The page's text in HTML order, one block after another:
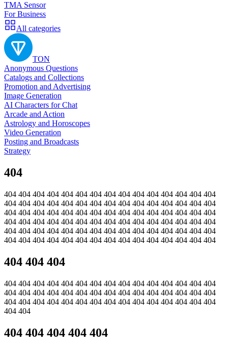
TMA Sensor
For Business
All categories
TON
Anonymous Questions
Catalogs and Collections
Promotion and Advertising
Image Generation
AI Characters for Chat
Arcade and Action
Astrology and Horoscopes
Video Generation
Posting and Broadcasts
Strategy
404
404 404 404 404 404 404 404 404 404 404 404 404 404 404 404
404 404 404 404 404 404 404 404 404 404 404 404 404 404 404
404 404 404 404 404 404 404 404 404 404 404 404 404 404 404
404 404 404 404 404 404 404 404 404 404 404 404 404 404 404
404 404 404 404 404 404 404 404 404 404 404 404 404 404 404
404 404 404 404 404 404 404 404 404 404 404 404 404 404 404
404 404 404
404 404 404 404 404 404 404 404 404 404 404 404 404 404 404
404 404 404 404 404 404 404 404 404 404 404 404 404 404 404
404 404 404 404 404 404 404 404 404 404 404 404 404 404 404
404 404
404 404 404 404 404